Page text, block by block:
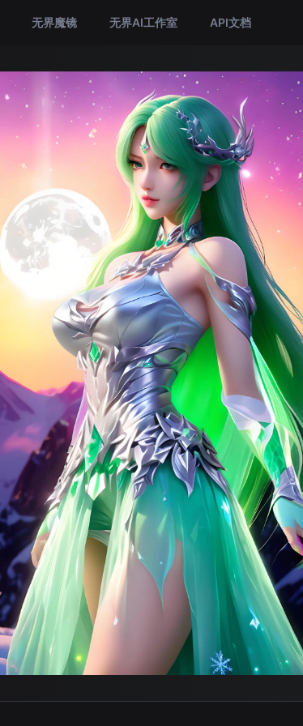
无界魔镜 无界AI工作室 API文档